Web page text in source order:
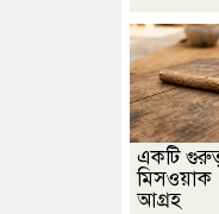
একটি
আগ্রহ